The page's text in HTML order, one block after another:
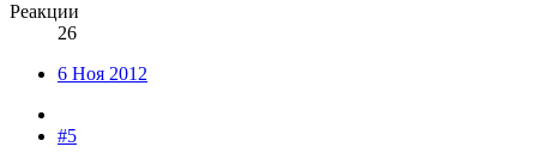
Реакции
26
6 Ноя 2012
#5